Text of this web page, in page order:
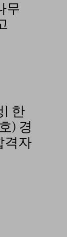
무
] 한
) 경
격자